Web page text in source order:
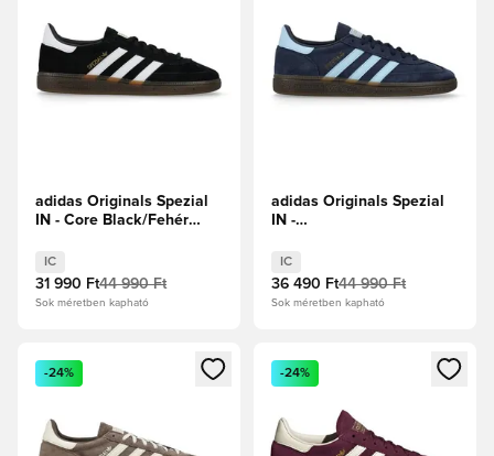
adidas Originals Spezial
IN - Core Black/Fehér
IC
31 990 Ft44 990 Ft
Sok méretben kapható
adidas Originals Spezial
IN -
IC
36 490 Ft44 990 Ft
Sok méretben kapható
Megnyit egy modált a bejelentkezéshez vagy a tagként
-24%
Megnyit egy modált a
-24%